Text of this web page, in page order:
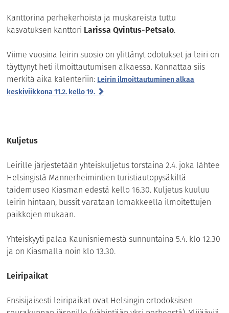
Kanttorina perhekerhoista ja muskareista tuttu
kasvatuksen kanttori Larissa Qvintus-Petsalo.
Viime vuosina leirin suosio on ylittänyt odotukset ja leiri on
täyttynyt heti ilmoittautumisen alkaessa. Kannattaa siis
merkitä aika kalenteriin: Leirin ilmoittautuminen alkaa
keskiviikkona 11.2. kello 19.
Kuljetus
Leirille järjestetään yhteiskuljetus torstaina 2.4. joka lähtee
Helsingistä Mannerheimintien turistiautopysäkiltä
taidemuseo Kiasman edestä kello 16.30. Kuljetus kuuluu
leirin hintaan, bussit varataan lomakkeella ilmoitettujen
paikkojen mukaan.
Yhteiskyyti palaa Kaunisniemestä sunnuntaina 5.4. klo 12.30
ja on Kiasmalla noin klo 13.30.
Leiripaikat
Ensisijaisesti leiripaikat ovat Helsingin ortodoksisen